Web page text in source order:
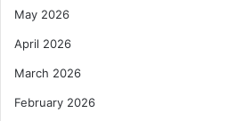
May 2026
April 2026
March 2026
February 2026